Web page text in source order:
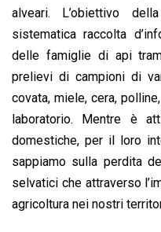
alveari. L’obiettivo
sistematica raccolta
delle famiglie di api
prelievi di campioni di
covata, miele, cera,
laboratorio. Mentre è
domestiche, per il loro
sappiamo sulla perdita
selvatici che attraverso
agricoltura nei nostri